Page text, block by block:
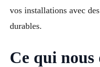
vos installations avec
durables.
Ce qui nous